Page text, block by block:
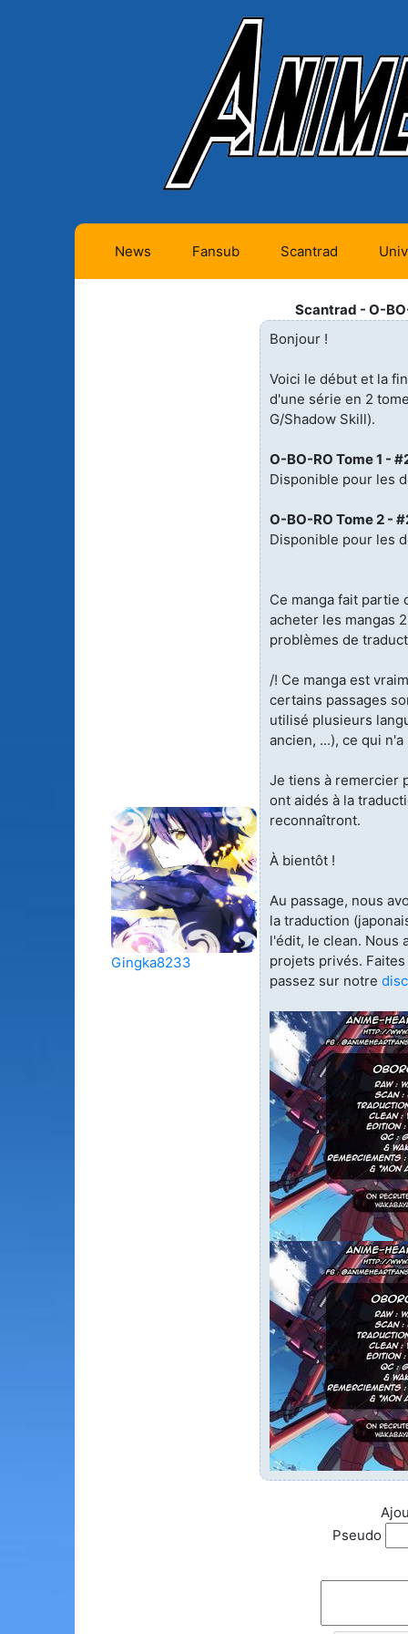
News Fansub
Animes en cours (1)
Animes terminés
Animes licenciés
Animes abandonnés
Tous les animes (604)
Scantrad
Mangas en cours
(Privés) (4)
Mangas en cours
(Publics) (11)
(Privés) (132)
(Publics) (88)
Mangas en pause
Mangas licenciés
Mangas
(0)
Tous les mangas
(273)
Gingka8233
Scantrad - O-
Bonjour !
Voici le début et la
d'une série en 2
G/Shadow Skill).
O-BO-RO Tome 1 -
Disponible pour les
O-BO-RO Tome 2 -
Disponible pour les
Ce manga fait partie
acheter les mangas
problèmes de
/! Ce manga est
certains passages
utilisé plusieurs
ancien, ...), ce qui
Je tiens à remercier
ont aidés à la
reconnaîtront.
À bientôt !
Au passage, nous
la traduction
l'édit, le clean. Nous
projets privés.
passez sur notre
Pseudo